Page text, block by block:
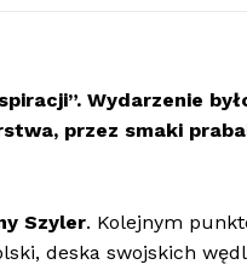
Wydarzenie
przez smaki
Szyler. Kolejnym
deska swojskich